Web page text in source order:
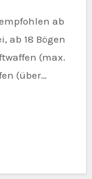
ab 18 Bögen
(max.
(über…